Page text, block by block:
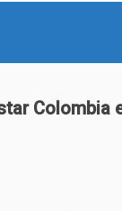
Colombia